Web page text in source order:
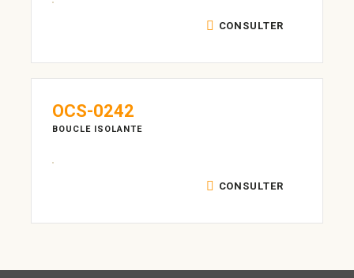
CONSULTER
OCS-0242
BOUCLE ISOLANTE
CONSULTER